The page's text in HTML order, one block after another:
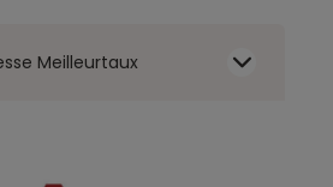
Meilleurtaux